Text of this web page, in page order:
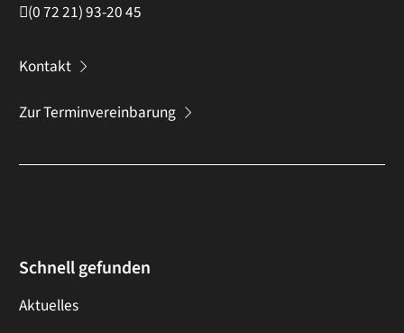
(07221) 93-2045
Kontakt
Zur Terminvereinbarung
Schnell gefunden
Aktuelles